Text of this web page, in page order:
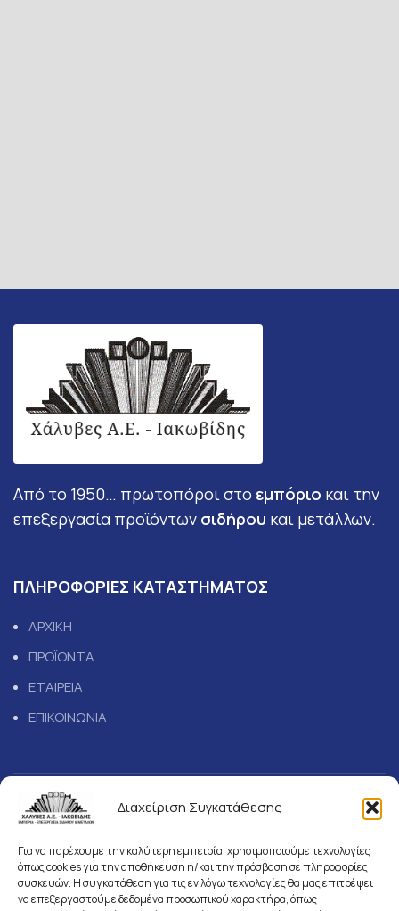
Διαχείριση Συγκατάθεσης
Για να παρέχουμε την καλύτερη εμπειρία, χρησιμοποιούμε τεχνολογίες
όπως cookies για την αποθήκευση ή/και την πρόσβαση σε πληροφορίες
συσκευών. Η συγκατάθεση για τις εν λόγω τεχνολογίες θα μας επιτρέψει
να επεξεργαστούμε δεδομένα προσωπικού χαρακτήρα, όπως
Από το 1950… πρωτοπόροι στο εμπόριο και την
επεξεργασία προϊόντων σιδήρου και μετάλλων.
ΠΛΗΡΟΦΟΡΙΕΣ ΚΑΤΑΣΤΗΜΑΤΟΣ
ΑΡΧΙΚΗ
ΠΡΟΪΟΝΤΑ
ΕΤΑΙΡΕΙΑ
ΕΠΙΚΟΙΝΩΝΙΑ
GDPR
Πολιτική Απορρήτου
Προστασία προσωπικών δεδομένων